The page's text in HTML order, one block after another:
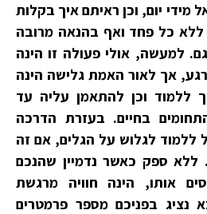
מידי יום, וכן ראיתם איך בקלות
ללא כל פחד ואף בהנאה מרובה
למעשה, אולי פעולה זו הינה
אך לאור האמת גלישה הינה
ללמוד וכן להתאמן עליה עד
בחיים. בעזרת הדרכה
ללמוד לגלוש על הגלים, אם זה
ללא ספק כאשר נדמיין שהנכם
אותו, הינה חוויה מרגשת
נציג בפניכם מספר פרמטרים